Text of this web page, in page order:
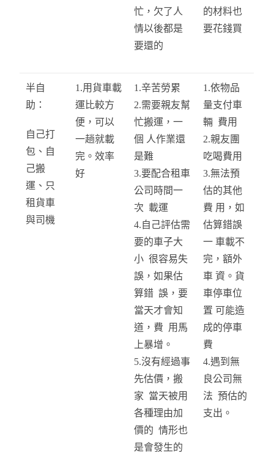
忙，欠了人
情以後都是
要還的
的材料也
要花錢買
半自
助：
自己打
包、自
己搬
運、只
租貨車
與司機
1.用貨車載
運比較方
便，可以
一趟就載
完。效率
好
1.辛苦勞累
2.需要親友幫
忙搬運，一
個 人作業還
是難
3.要配合租車
公司時間一
次 載運
4.自己評估需
要的車子大
小 很容易失
誤，如果估
算錯 誤，要
當天才會知
道，費 用馬
上暴增。
5.沒有經過事
先估價，搬
家 當天被用
各種理由加
價的 情形也
是會發生的
1.依物品
量支付車
輛 費用
2.親友團
吃喝費用
3.無法預
估的其他
費 用，如
估算錯誤
一 車載不
完，額外
車 資。貨
車停車位
置 可能造
成的停車
費
4.遇到無
良公司無
法 預估的
支出。